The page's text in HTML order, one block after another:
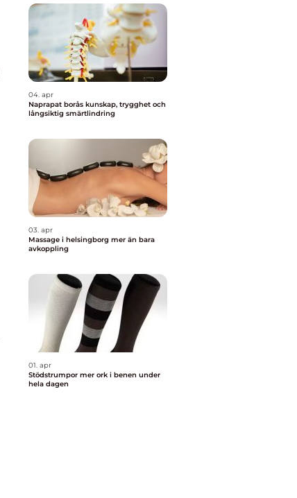
04. apr
Naprapat borås kunskap, trygghet och
långsiktig smärtlindring
03. apr
Massage i helsingborg mer än bara
avkoppling
01. apr
Stödstrumpor mer ork i benen under
hela dagen